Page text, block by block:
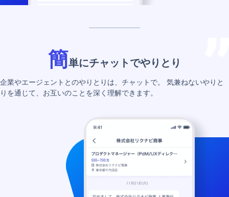
簡単にチャットでやりとり
企業やエージェントとのやりとりは、チャットで。
気兼ねないやりと
りを通じて、お互いのことを深く理解できます。